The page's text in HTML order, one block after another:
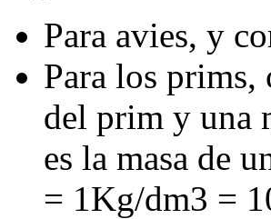
Para avies, y
Para los prims,
del prim y una
es la masa de
= 1Kg/dm3 =